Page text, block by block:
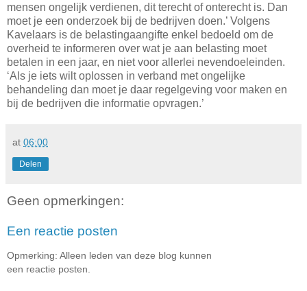
mensen ongelijk verdienen, dit terecht of onterecht is. Dan
moet je een onderzoek bij de bedrijven doen.’ Volgens
Kavelaars is de belastingaangifte enkel bedoeld om de
overheid te informeren over wat je aan belasting moet
betalen in een jaar, en niet voor allerlei nevendoeleinden.
‘Als je iets wilt oplossen in verband met ongelijke
behandeling dan moet je daar regelgeving voor maken en
bij de bedrijven die informatie opvragen.’
at 06:00
Delen
Geen opmerkingen:
Een reactie posten
Opmerking: Alleen leden van deze blog kunnen
een reactie posten.